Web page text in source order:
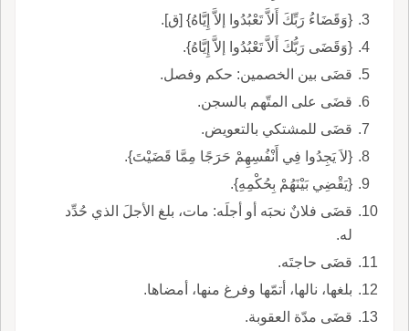
{وَقَضَاءُ رَبِّكَ أَلاَّ تَعْبُدُوا إلاَّ إِيَّاهُ} [ق].
{وَقَضَى رَبُّكَ أَلاَّ تَعْبُدُوا إلاَّ إِيَّاهُ}.
قضَى بين الخصمين: حكم وفصل.
قضَى على المتّهم بالسجن.
قضَى للمشتكي بالتعويض.
{لاَ يَجِدُوا فِي أَنْفُسِهِمْ حَرَجًا مِمَّا قَضَيْتَ}.
{يَقْضِي بَيْنَهُمْ بِحُكْمِهِ}.
قضَى فلانٌ نحبَه أو أجلَه: مات، بلغ الأجلَ الذي حُدِّد
له.
قضَى حاجتَه.
بلغها، نالها، أتمّها وفرغ منها، أمضاها.
قضَى مدّة العقوبة.